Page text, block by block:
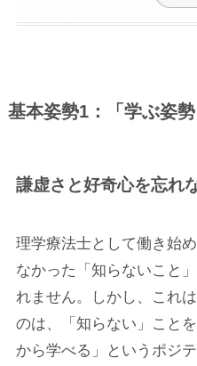
基本姿勢1：「学ぶ姿
謙虚さと好奇心を忘れ
理学療法士として働き始
なかった「知らないこと
れません。しかし、これ
のは、「知らない」こと
から学べる」というポジ